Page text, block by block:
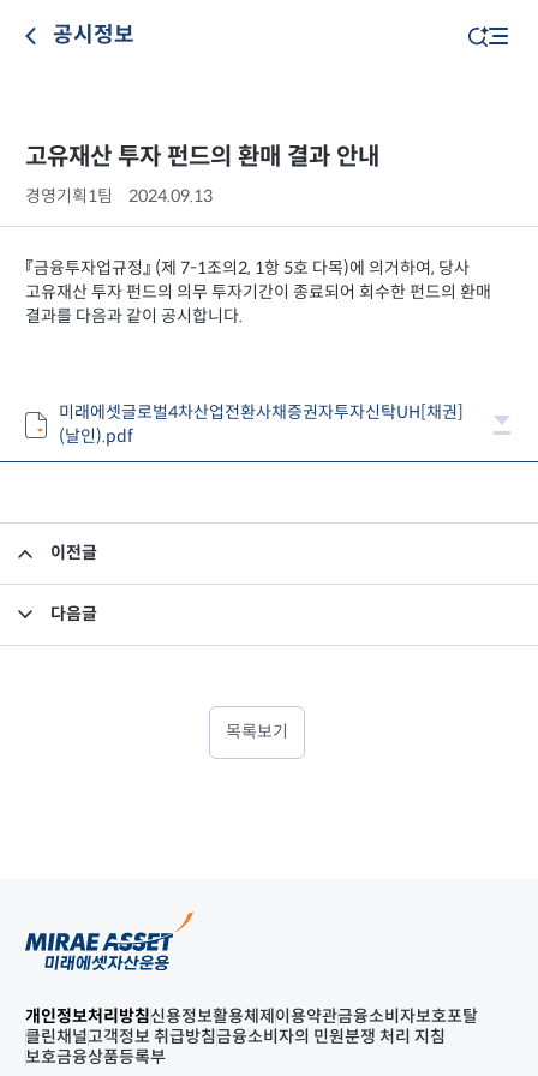
공시정보
고유재산 투자 펀드의 환매 결과 안내
경영기획1팀 2024.09.13
『금융투자업규정』 (제 7-1조의2, 1항 5호 다목)에 의거하여, 당사
고유재산 투자 펀드의 의무 투자기간이 종료되어 회수한 펀드의 환매
결과를 다음과 같이 공시합니다.
미래에셋글로벌4차산업전환사채증권자투자신탁UH[채권]
(날인).pdf
이전글
다음글
목록보기
개인정보처리방침신용정보활용체제 이용약관금융소비자보호포탈
클린채널고객정보 취급방침금융소비자의 민원분쟁 처리 지침
보호금융상품등록부